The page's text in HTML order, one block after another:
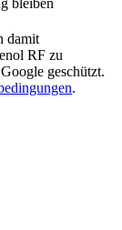
bleiben
damit
RF zu
geschützt.
.